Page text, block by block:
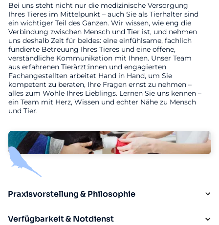
Bei uns steht nicht nur die medizinische Versorgung
Ihres Tieres im Mittelpunkt – auch Sie als Tierhalter sind
ein wichtiger Teil des Ganzen. Wir wissen, wie eng die
Verbindung zwischen Mensch und Tier ist, und nehmen
uns deshalb Zeit für beides: eine einfühlsame, fachlich
fundierte Betreuung Ihres Tieres und eine offene,
verständliche Kommunikation mit Ihnen. Unser Team
aus erfahrenen Tierärzt:innen und engagierten
Fachangestellten arbeitet Hand in Hand, um Sie
kompetent zu beraten, Ihre Fragen ernst zu nehmen –
alles zum Wohle Ihres Lieblings. Lernen Sie uns kennen –
ein Team mit Herz, Wissen und echter Nähe zu Mensch
und Tier.
Praxisvorstellung & Philosophie
Verfügbarkeit & Notdienst